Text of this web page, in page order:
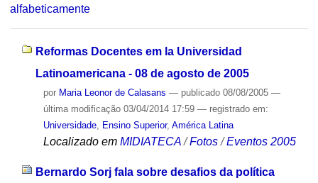
alfabeticamente
Reformas Docentes em la Universidad
Latinoamericana - 08 de agosto de 2005
por Maria Leonor de Calasans — publicado08/08/2005 —
última modificação03/04/2014 17:59 — registrado em:
Universidade, Ensino Superior, América Latina
Localizado em MIDIATECA /Fotos /Eventos 2005
Bernardo Sorj fala sobre desafios da política